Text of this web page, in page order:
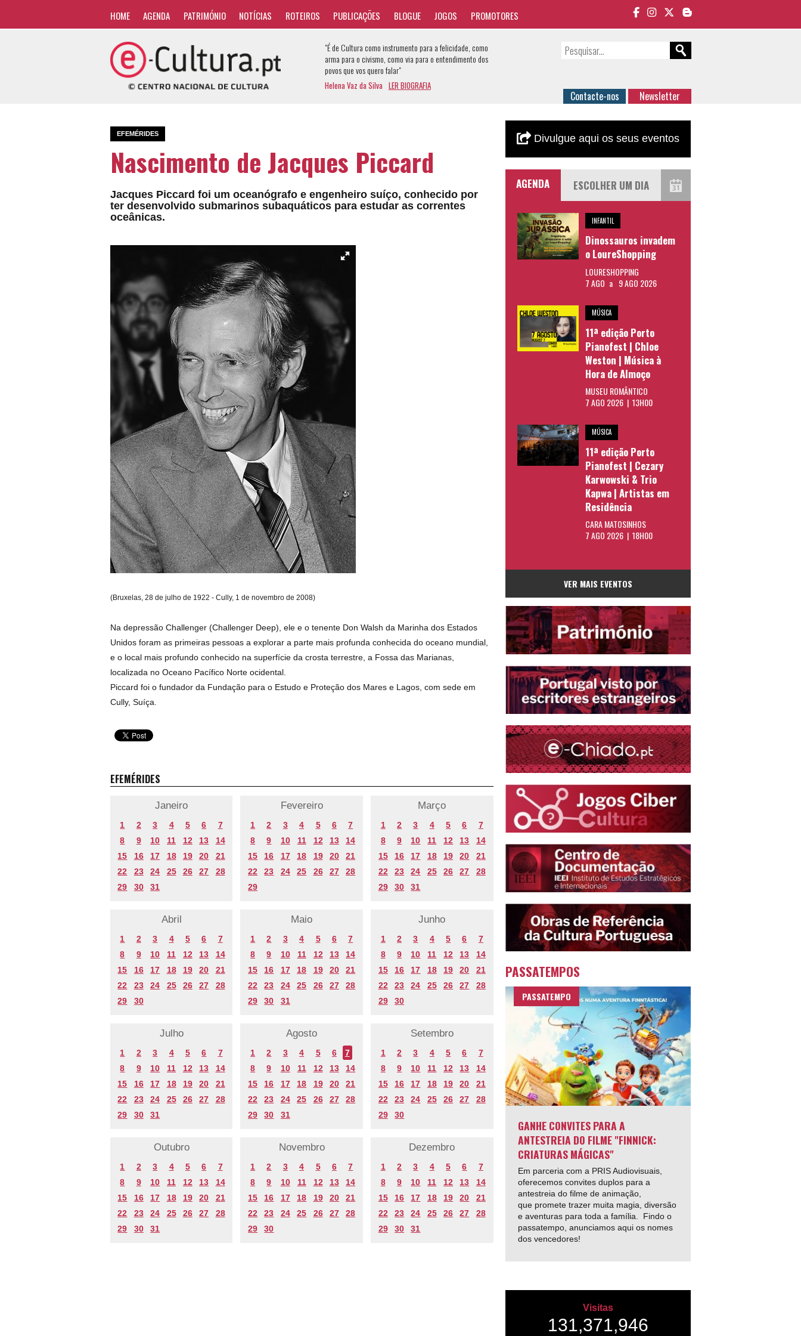
HOME AGENDA PATRIMÓNIO NOTÍCIAS ROTEIROS PUBLICAÇÕES BLOGUE JOGOS PROMOTORES
"É de Cultura como instrumento para a felicidade, como
arma para o civismo, como via para o entendimento dos
povos que vos quero falar"
Helena Vaz da Silva LER BIOGRAFIA
Contacte-nos Newsletter
EFEMÉRIDES
Nascimento de Jacques Piccard
Jacques Piccard foi um oceanógrafo e engenheiro suíço, conhecido por
ter desenvolvido submarinos subaquáticos para estudar as correntes
oceânicas.
(Bruxelas, 28 de julho de 1922 - Cully, 1 de novembro de 2008)
Na depressão Challenger (Challenger Deep), ele e o tenente Don Walsh da Marinha dos Estados
Unidos foram as primeiras pessoas a explorar a parte mais profunda conhecida do oceano mundial,
e o local mais profundo conhecido na superfície da crosta terrestre, a Fossa das Marianas,
localizada no Oceano Pacífico Norte ocidental.
Piccard foi o fundador da Fundação para o Estudo e Proteção dos Mares e Lagos, com sede em
Cully, Suíça.
EFEMÉRIDES
Janeiro
1 2 3 4 5 6
7
8
9 10 11 12 13
14
15
16 17 18 19 20
21
22
23 24 25 26 27
28
29
30 31
Fevereiro
1 2 3 4 5 6
7
8
9 10 11 12 13
14
15
16 17 18 19 20
21
22
23 24 25 26 27
28
29
Março
1 2 3 4 5 6
7
8
9 10 11 12 13
14
15
16 17 18 19 20
21
22
23 24 25 26 27
28
29
30 31
Abril
1 2 3 4 5 6
7
8
9 10 11 12 13
14
15
16 17 18 19 20
21
22
23 24 25 26 27
28
29
30
Maio
1 2 3 4 5 6
7
8
9 10 11 12 13
14
15
16 17 18 19 20
21
22
23 24 25 26 27
28
29
30 31
Junho
1 2 3 4 5 6
7
8
9 10 11 12 13
14
15
16 17 18 19 20
21
22
23 24 25 26 27
28
29
30
Julho
1 2 3 4 5 6
7
8
9 10 11 12 13
14
15
16 17 18 19 20
21
22
23 24 25 26 27
28
29
30 31
Agosto
1 2 3 4 5 6
7
8
9 10 11 12 13
14
15
16 17 18 19 20
21
22
23 24 25 26 27
28
29
30 31
Setembro
1 2 3 4 5 6
7
8
9 10 11 12 13
14
15
16 17 18 19 20
21
22
23 24 25 26 27
28
29
30
Outubro
1 2 3 4 5 6
7
8
9 10 11 12 13
14
15
16 17 18 19 20
21
22
23 24 25 26 27
28
29
30 31
Novembro
1 2 3 4 5 6
7
8
9 10 11 12 13
14
15
16 17 18 19 20
21
22
23 24 25 26 27
28
29
30
Dezembro
1 2 3 4 5 6
7
8
9 10 11 12 13
14
15
16 17 18 19 20
21
22
23 24 25 26 27
28
29
30 31
Divulgue aqui os seus eventos
AGENDA
INFANTIL
Dinossauros invadem
o LoureShopping
LOURESHOPPING
7 AGO a 9 AGO 2026
MÚSICA
11ª edição Porto
Pianofest | Chloe
Weston | Música à
Hora de Almoço
MUSEU ROMÂNTICO
7 AGO 2026 | 13H00
MÚSICA
11ª edição Porto
Pianofest | Cezary
Karwowski & Trio
Kapwa | Artistas em
Residência
CARA MATOSINHOS
7 AGO 2026 | 18H00
VER MAIS EVENTOS
PASSATEMPOS
PASSATEMPO
GANHE CONVITES PARA A
ANTESTREIA DO FILME "FINNICK:
CRIATURAS MÁGICAS"
Em parceria com a PRIS Audiovisuais,
oferecemos convites duplos para a
antestreia do filme de animação,
que promete trazer muita magia, diversão
e aventuras para toda a família. Findo o
passatempo, anunciamos aqui os nomes
dos vencedores!
Visitas
131,371,946